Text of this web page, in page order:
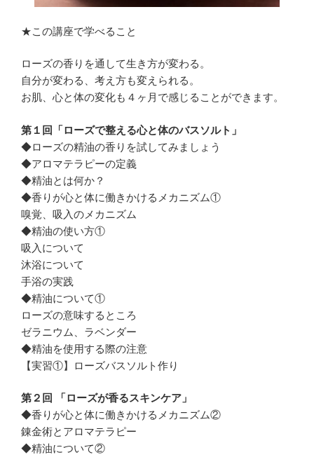
★この講座で学べること
ローズの香りを通して生き方が変わる。
自分が変わる、考え方も変えられる。
お肌、心と体の変化も４ヶ月で感じることができます。
第１回「ローズで整える心と体のバスソルト」
◆ローズの精油の香りを試してみましょう
◆アロマテラピーの定義
◆精油とは何か？
◆香りが心と体に働きかけるメカニズム①
嗅覚、吸入のメカニズム
◆精油の使い方①
吸入について
沐浴について
手浴の実践
◆精油について①
ローズの意味するところ
ゼラニウム、ラベンダー
◆精油を使用する際の注意
【実習①】ローズバスソルト作り
第２回 「ローズが香るスキンケア」
◆香りが心と体に働きかけるメカニズム②
錬金術とアロマテラピー
◆精油について②